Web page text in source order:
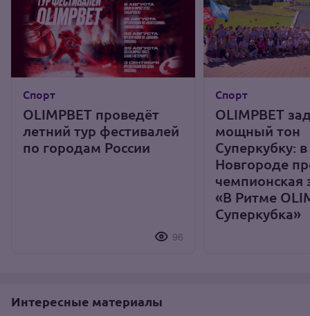
Спорт
OLIMPBET проведёт
летний тур фестивалей
по городам России
96
Спорт
OLIMPBET
мощный тон
Суперкубку:
Новгороде
чемпионская
«В Ритме
Суперкубка»
Интересные материалы